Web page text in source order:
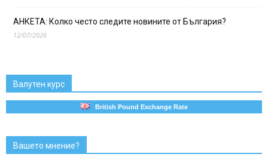
АНКЕТА: Колко често следите новините от България?
12/07/2026
Валутен курс
British Pound Exchange Rate
Вашето мнение?